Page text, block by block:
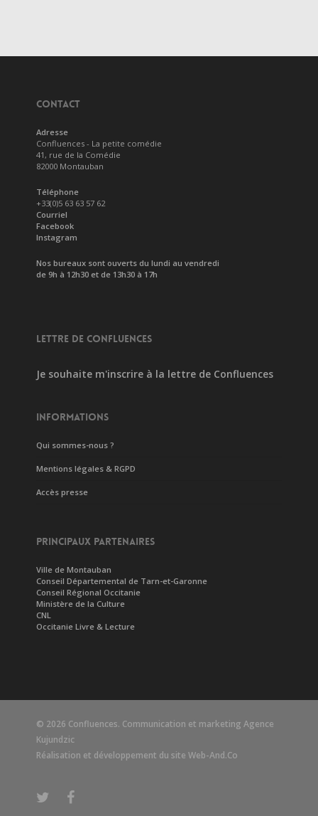
CONTACT
Adresse
Confluences - La petite comédie
41, rue de la Comédie
82000 Montauban
Téléphone
+33(0)5 63 63 57 62
Courriel
Facebook
Instagram
Nos bureaux sont ouverts du lundi au vendredi
de 9h à 12h30 et de 13h30 à 17h
LETTRE DE CONFLUENCES
Je souhaite m'inscrire à la lettre de Confluences
INFORMATIONS
Qui sommes-nous ?
Mentions légales & RGPD
Accès presse
PRINCIPAUX PARTENAIRES
Ville de Montauban
Conseil Départemental de Tarn-et-Garonne
Conseil Régional Occitanie
Ministère de la Culture
CNL
Occitanie Livre & Lecture
© 2026 Confluences. Communication et marketing Agence
Kujundzic
Réalisation et développement du site Web-And.Co